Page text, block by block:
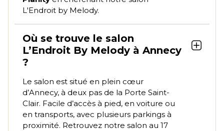
L'Endroit by Melody.
Où se trouve le salon
L’Endroit By Melody à Annecy
?
Le salon est situé en plein cœur
d’Annecy, à deux pas de la Porte Saint-
Clair. Facile d’accès à pied, en voiture ou
en transports, avec plusieurs parkings à
proximité. Retrouvez notre salon au 17